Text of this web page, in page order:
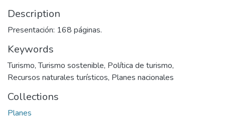
Description
Presentación: 168 páginas.
Keywords
Turismo,Turismo sostenible, Política de turismo,
Recursos naturales turísticos, Planes nacionales
Collections
Planes